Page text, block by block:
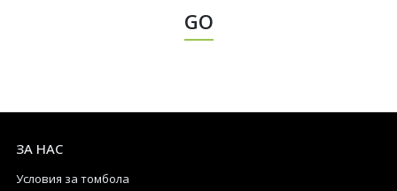
GO
ЗА НАС
Условия за томбола